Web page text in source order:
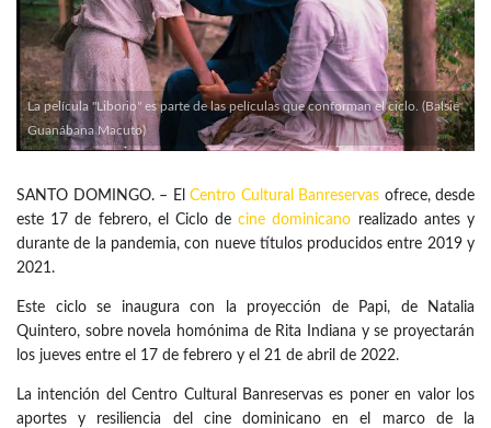
La película "Liborio" es parte de las películas que conforman el ciclo. (Balsié
Guanábana Macuto)
SANTO DOMINGO. – El Centro Cultural Banreservas ofrece, desde
este 17 de febrero, el Ciclo decine dominicano realizado antes y
durante de la pandemia, con nueve títulos producidos entre 2019 y
2021.
Este ciclo se inaugura con la proyección de Papi, de Natalia
Quintero, sobre novela homónima de Rita Indiana y se proyectarán
los jueves entre el 17 de febrero y el 21 de abril de 2022.
La intención del Centro Cultural Banreservas es poner en valor los
aportes y resiliencia del cine dominicano en el marco de la